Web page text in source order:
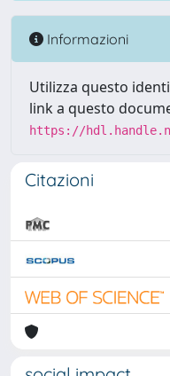
Informazioni
Utilizza questo
link a questo
https://
Citazioni